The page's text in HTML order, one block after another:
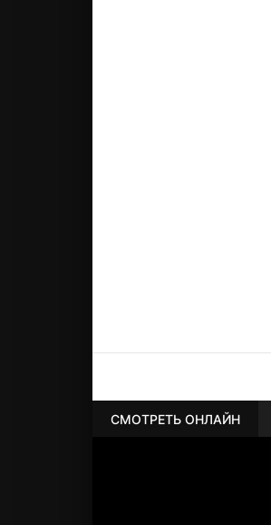
СМОТРЕТЬ ОНЛАЙН